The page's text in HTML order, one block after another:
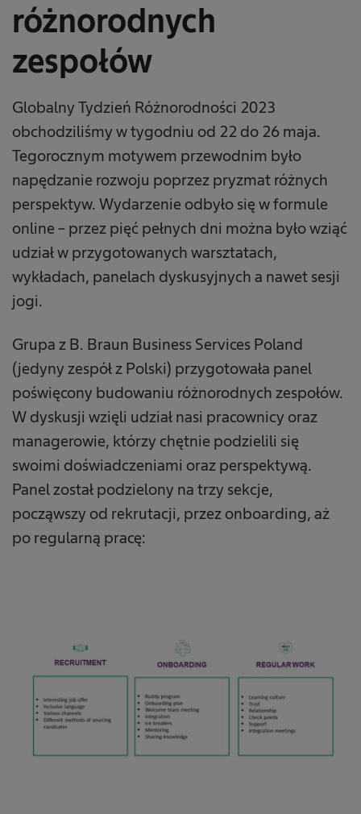
różnorodnych
zespołów
Globalny Tydzień Różnorodności 2023
obchodziliśmy w tygodniu od 22 do 26 maja.
Tegorocznym motywem przewodnim było
napędzanie rozwoju poprzez pryzmat różnych
perspektyw. Wydarzenie odbyło się w formule
online – przez pięć pełnych dni można było wziąć
udział w przygotowanych warsztatach,
wykładach, panelach dyskusyjnych a nawet sesji
jogi.
Grupa z B. Braun Business Services Poland
(jedyny zespół z Polski) przygotowała panel
poświęcony budowaniu różnorodnych zespołów.
W dyskusji wzięli udział nasi pracownicy oraz
managerowie, którzy chętnie podzielili się
swoimi doświadczeniami oraz perspektywą.
Panel został podzielony na trzy sekcje,
począwszy od rekrutacji, przez onboarding, aż
po regularną pracę: